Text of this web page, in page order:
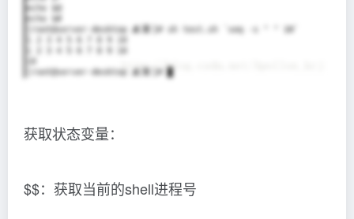
获取状态变量：
$$：获取当前的shell进程号